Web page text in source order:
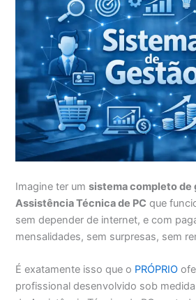
Imagine ter umsistema completo de
Assistência Técnica de PC que
sem depender de internet, e com
mensalidades, sem surpresas, sem
É exatamente isso que o PRÓPRIO
profissional desenvolvido sob